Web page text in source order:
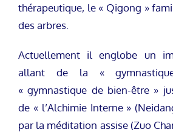
thérapeutique, le « Qigong »
des arbres.
Actuellement il englobe un
allant de la «
« gymnastique de bien-être »
de « l’Alchimie Interne »
par la méditation assise (Zuo